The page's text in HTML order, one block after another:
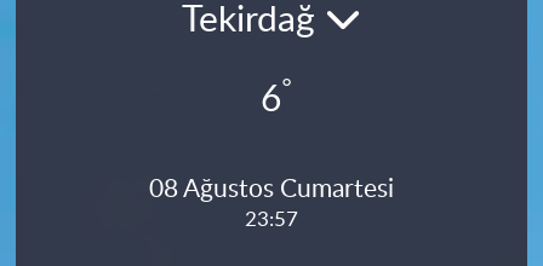
Tekirdağ
6°
08 Ağustos Cumartesi
23:57